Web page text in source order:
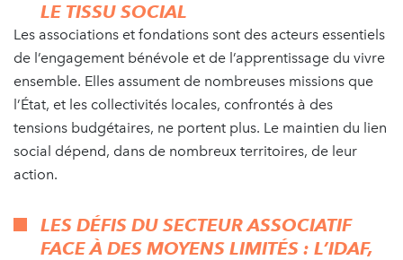
LE TISSU SOCIAL
Les associations et fondations sont des acteurs essentiels
de l’engagement bénévole et de l’apprentissage du vivre
ensemble. Elles assument de nombreuses missions que
l’État, et les collectivités locales, confrontés à des
tensions budgétaires, ne portent plus. Le maintien du lien
social dépend, dans de nombreux territoires, de leur
action.
LES DÉFIS DU SECTEUR ASSOCIATIF
FACE À DES MOYENS LIMITÉS : L’IDAF,